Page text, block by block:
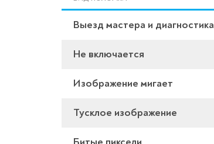
Выезд мастера и диагностика
Не включается
Изображение мигает
Тусклое изображение